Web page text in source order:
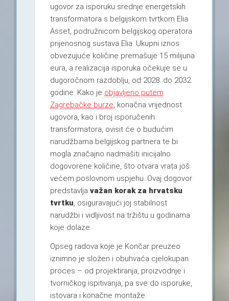
ugovor za isporuku srednje energetskih
transformatora s belgijskom tvrtkom Elia
Asset, podružnicom belgijskog operatora
prijenosnog sustava Elia. Ukupni iznos
obvezujuće količine premašuje 15 milijuna
eura, a realizacija isporuka očekuje se u
dugoročnom razdoblju, od 2028. do 2032.
godine. Kako je objavljeno putem
Zagrebačke burze, konačna vrijednost
ugovora, kao i broj isporučenih
transformatora, ovisit će o budućim
narudžbama belgijskog partnera te bi
mogla značajno nadmašiti inicijalno
dogovorene količine, što otvara vrata još
većem poslovnom uspjehu. Ovaj dogovor
predstavlja važan korak za hrvatsku
tvrtku, osiguravajući joj stabilnost
narudžbi i vidljivost na tržištu u godinama
koje dolaze.
Opseg radova koje je Končar preuzeo
iznimno je složen i obuhvaća cjelokupan
proces – od projektiranja, proizvodnje i
tvorničkog ispitivanja, pa sve do isporuke,
istovara i konačne montaže